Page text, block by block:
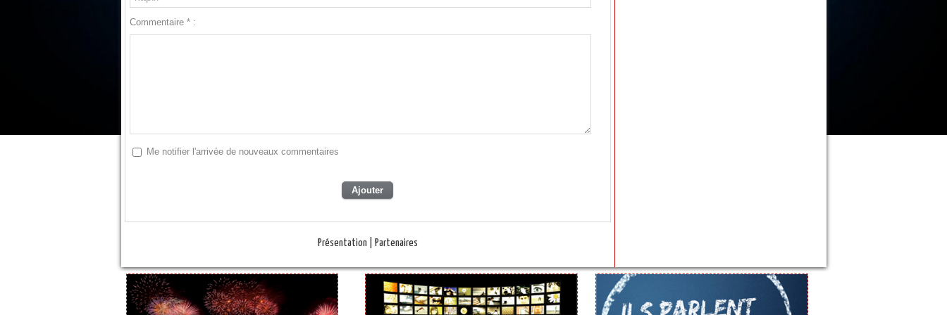
Commentaire * :
Me notifier l'arrivée de nouveaux commentaires
Présentation Partenaires